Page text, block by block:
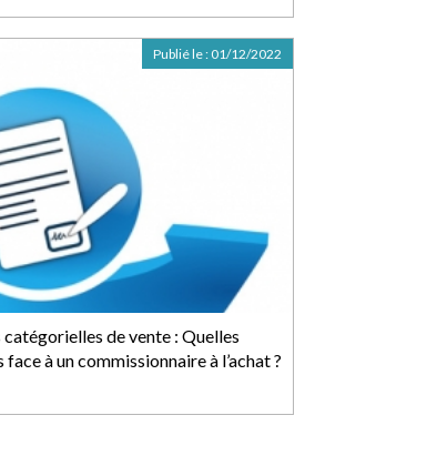
de vente : Quelles
à un commissionnaire à l’achat ?
Publié le : 01/12/2022